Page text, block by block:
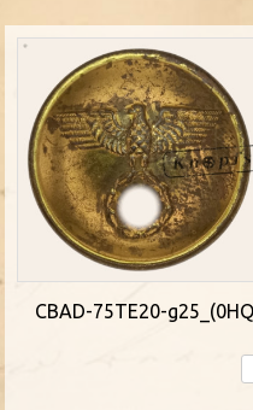
CBAD-75TE20-